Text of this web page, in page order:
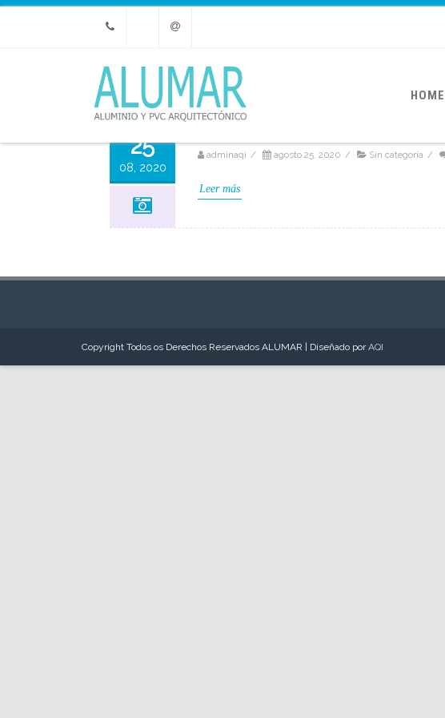
Phone Email
HOME
25
08, 2020
adminaqi / agosto 25, 2020 / Sin categoría /
Leer más
Copyright Todos os Derechos Reservados ALUMAR | Diseñado porAQI